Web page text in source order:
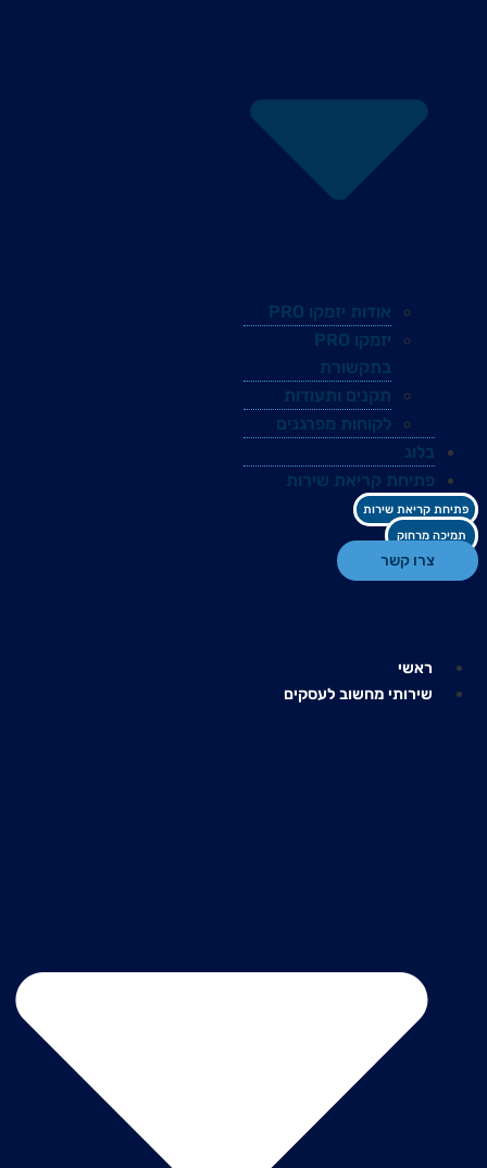
אודות יזמקו PRO
יזמקו PRO
בתקשורת
תקנים ותעודות
לקוחות מפרגנים
בלוג
פתיחת קריאת שירות
פתיחת קריאת שירות
תמיכה מרחוק
צרו קשר
ראשי
שירותי מחשוב לעסקים